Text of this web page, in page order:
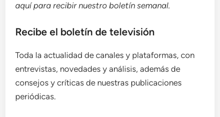
aquí para recibirnuestro boletín semanal.
Recibe el boletín de televisión
Toda la actualidad de canales y plataformas, con
entrevistas, novedades y análisis, además de
consejos y críticas de nuestras publicaciones
periódicas.